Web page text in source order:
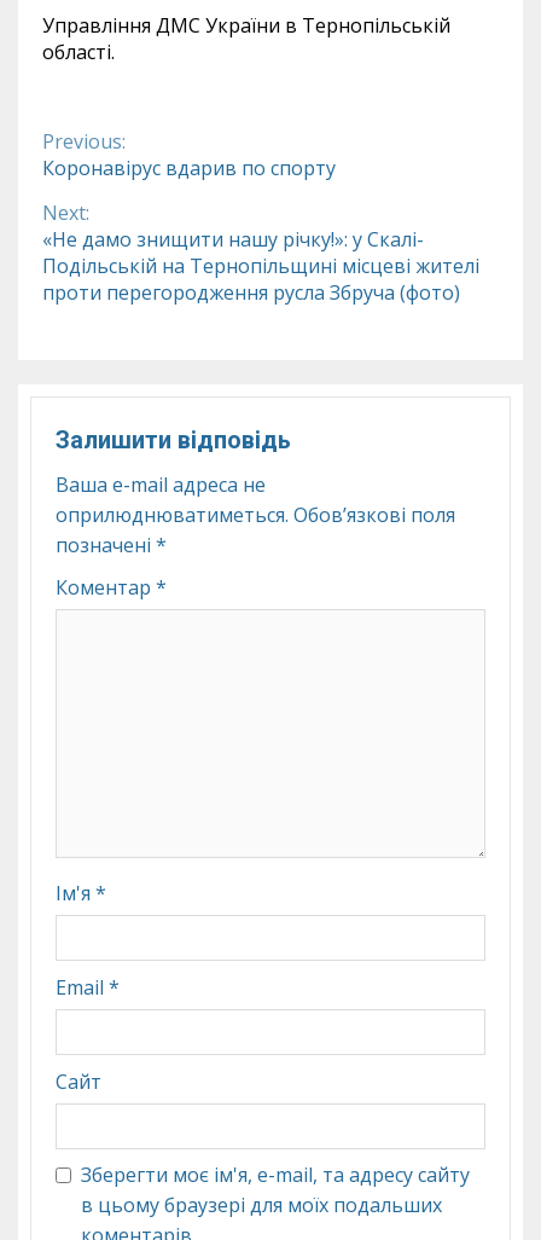
Управління ДМС України в Тернопільській
області.
Continue
Reading
Previous:
Коронавірус вдарив по спорту
Next:
«Не дамо знищити нашу річку!»: у Скалі-
Подільській на Тернопільщині місцеві жителі
проти перегородження русла Збруча (фото)
Залишити відповідь
Ваша e-mail адреса не
оприлюднюватиметься. Обов’язкові поля
позначені *
Коментар *
Ім'я *
Email *
Сайт
Зберегти моє ім'я, e-mail, та адресу сайту
в цьому браузері для моїх подальших